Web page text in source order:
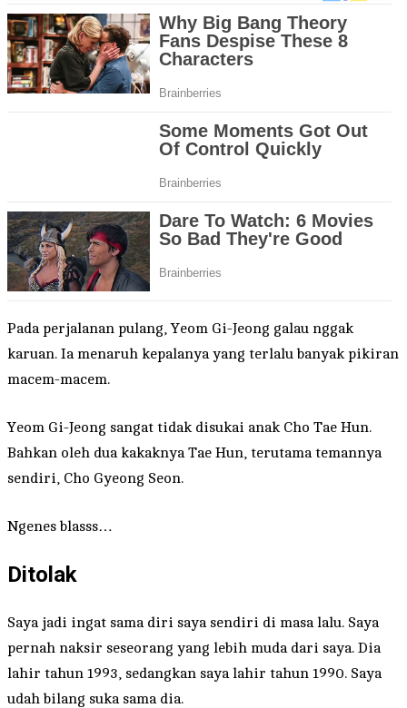
Pada perjalanan pulang, Yeom Gi-Jeong galau nggak
karuan. Ia menaruh kepalanya yang terlalu banyak pikiran
macem-macem.
Yeom Gi-Jeong sangat tidak disukai anak Cho Tae Hun.
Bahkan oleh dua kakaknya Tae Hun, terutama temannya
sendiri, Cho Gyeong Seon.
Ngenes blasss…
Ditolak
Saya jadi ingat sama diri saya sendiri di masa lalu. Saya
pernah naksir seseorang yang lebih muda dari saya. Dia
lahir tahun 1993, sedangkan saya lahir tahun 1990. Saya
udah bilang suka sama dia.